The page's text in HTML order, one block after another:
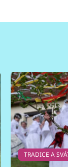
TRADICE A